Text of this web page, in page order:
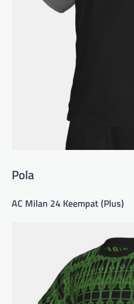
Pola
AC Milan 24 Keempat (Plus)